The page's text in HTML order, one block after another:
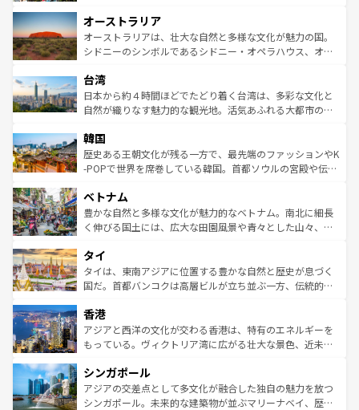
部のニューオーリンズでは、音楽と美食が融合した独特の
文化が魅力。旅行者はアメリカの各地域で異なる魅力を楽
しみながら、その多様性と豊かな歴史を感じることができ
ならではの贅沢な旅のスタイルだ。 なお、新着のアメリカ
情報はコンテンツ一覧を参照してほしい。
ワイ島は見逃せない。また、定番の観光地といえばオアフ
島だが、静かな自然を求めるならマウイ島やカウアイ島が
おすすめ。エメラルドグリーンに輝く海をはじめ、豊かな
れるおもてなしの心で訪れる人々を迎えてくれるハワイの
人々、おいしいローカルフードやハワイアンミュージッ
ク、伝統的なフラダンスなど、すべてがハワイの魅力を彩
ワイを、存分に味わってほしい。 なお、新着のハワイ情報
はコンテンツ一覧を参照してほしい。
オーストラリア
オーストラリアは、壮大な自然と多様な文化が魅力の国。
シドニーのシンボルであるシドニー・オペラハウス、オー
リアリーフや大陸中央部にそびえるウルル（エアーズロッ
ク）、タスマニアの美しい原生林やケアンズの熱帯雨林な
ど、見どころがたくさん。また、カフェやワイン、オージ
いる。アクティビティも充実しており、サーフィンやダイ
ビング、ハイキングなど、アウトドア好きにはたまらな
い。オーストラリアの多彩な魅力を存分に味わいつくそ
参照してほしい。
台湾
日本から約４時間ほどでたどり着く台湾は、多彩な文化と
自然が織りなす魅力的な観光地。活気あふれる大都市の台
ン）、静ひつな山岳地帯である台湾東部など、都市の喧騒
と山間の静けさが共存しており、訪れる人に新しい発見と
驚きをもたらしてくれる。また、奥深い台湾の食文化も魅
容にもいいと評判のスイーツなど、バラエティ豊かな料理
が味わえる。 なお、新着の台湾情報は コンテンツ一覧を参
照してほしい。
韓国
歴史ある王朝文化が残る一方で、最先端のファッションやK
-POPで世界を席巻している韓国。首都ソウルの宮殿や伝統
き、地方に足を延ばせば四季折々の自然美を楽しむことが
できる。そして、キムチや焼肉、絶品のストリートフード
まで、さまざまな韓国料理が待っている。夜には、韓国な
リティに包まれながら、韓国の多彩な魅力を心ゆくまで味
わってみてほしい。 なお、新着の韓国情報はコンテンツ一
覧を参照してほしい。
ベトナム
豊かな自然と多様な文化が魅力的なベトナム。南北に細長
く伸びる国土には、広大な田園風景や青々とした山々、世
急速な発展と共に伝統が息づく。ハノイの古い町並みやホ
ーチミン市のフランス統治時代の建物も、独特の雰囲気を
醸し出している。また、バラエティの豊かさとおいしさで
とつ。フォーやバインミー、ベトナムコーヒーなどは、ぜ
ひ現地で味わいたい。どの地域を訪れてもあたたかい人々
が旅行者を迎えてくれるので、きっと忘れられない旅にな
参照してほしい。
タイ
タイは、東南アジアに位置する豊かな自然と歴史が息づく
国だ。首都バンコクは高層ビルが立ち並ぶ一方、伝統的な
の活気が交差している。北部ではチェンマイなどの山岳地
帯で自然と触れ合い、南部ではプーケットやクラビの美し
いビーチでリゾート気分を楽しむことができる。タイ料理
激する。気候は一年中温暖で、どの季節にも異なる楽しみ
が待っている。親しみやすいタイの人々、仏教を中心とし
た文化、そして多様な観光資源が、訪れる旅人を魅了し続
香港
アジアと西洋の文化が交わる香港は、特有のエネルギーを
もっている。ヴィクトリア湾に広がる壮大な景色、近未来
み、どこを訪れても感動するはず。観光スポットが密集し
ており、効率よく見どころを回れるのも魅力。息をのむよ
うな絶景から文化的な体験まで、香港を存分に楽しみ尽く
シンガポール
アジアの交差点として多文化が融合した独自の魅力を放つ
シンガポール。未来的な建築物が並ぶマリーナベイ、歴史